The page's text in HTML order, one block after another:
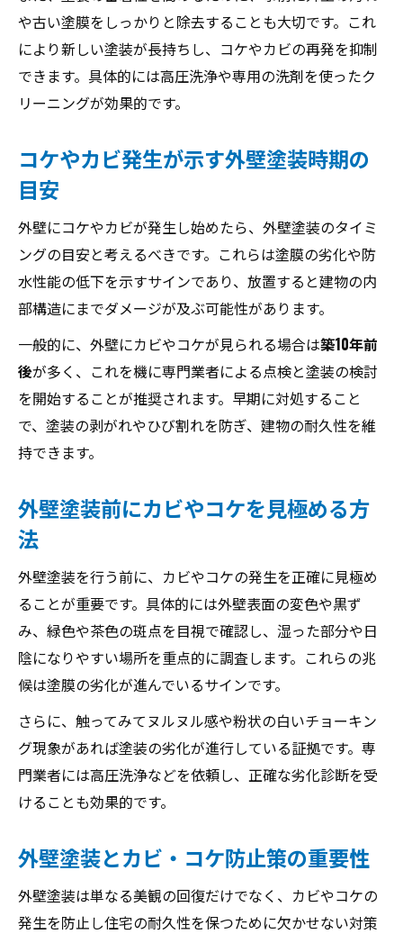
や古い塗膜をしっかりと除去することも大切です。これ
により新しい塗装が長持ちし、コケやカビの再発を抑制
できます。具体的には高圧洗浄や専用の洗剤を使ったク
リーニングが効果的です。
コケやカビ発生が示す外壁塗装時期の
目安
外壁にコケやカビが発生し始めたら、外壁塗装のタイミ
ングの目安と考えるべきです。これらは塗膜の劣化や防
水性能の低下を示すサインであり、放置すると建物の内
部構造にまでダメージが及ぶ可能性があります。
一般的に、外壁にカビやコケが見られる場合は築10年前
後が多く、これを機に専門業者による点検と塗装の検討
を開始することが推奨されます。早期に対処すること
で、塗装の剥がれやひび割れを防ぎ、建物の耐久性を維
持できます。
外壁塗装前にカビやコケを見極める方
法
外壁塗装を行う前に、カビやコケの発生を正確に見極め
ることが重要です。具体的には外壁表面の変色や黒ず
み、緑色や茶色の斑点を目視で確認し、湿った部分や日
陰になりやすい場所を重点的に調査します。これらの兆
候は塗膜の劣化が進んでいるサインです。
さらに、触ってみてヌルヌル感や粉状の白いチョーキン
グ現象があれば塗装の劣化が進行している証拠です。専
門業者には高圧洗浄などを依頼し、正確な劣化診断を受
けることも効果的です。
外壁塗装とカビ・コケ防止策の重要性
外壁塗装は単なる美観の回復だけでなく、カビやコケの
発生を防止し住宅の耐久性を保つために欠かせない対策